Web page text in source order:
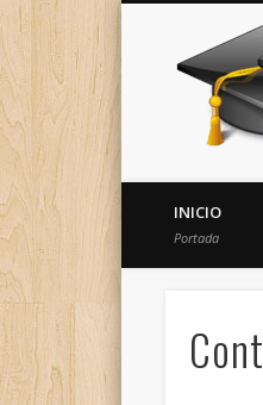
Donde
INICIO
Portada